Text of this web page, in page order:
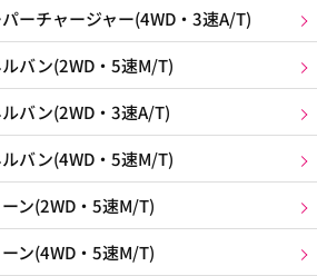
チャージャー(4WD・3速A/T)
バン(2WD・5速M/T)
バン(2WD・3速A/T)
バン(4WD・5速M/T)
ン(2WD・5速M/T)
ン(4WD・5速M/T)